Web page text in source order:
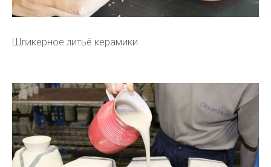
Шликерное литьё керамики